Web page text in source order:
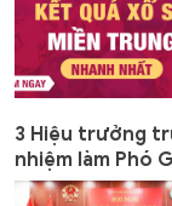
3 Hiệu trưởng
nhiệm làm Phó